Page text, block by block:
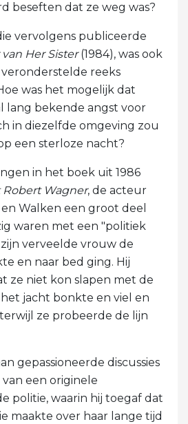
beseften dat ze weg was?
vervolgens publiceerde
Her Sister(1984), was ook
reeks
was het mogelijk dat
lang bekende angst voor
in diezelfde omgeving zou
een sterloze nacht?
in het boek uit 1986
Robert Wagner, de acteur
Walken een groot deel
waren met een "politiek
verveelde vrouw de
en naar bed ging. Hij
ze niet kon slapen met de
jacht bonkte en viel en
ze probeerde de lijn
gepassioneerde discussies
een originele
politie, waarin hij toegaf dat
maakte over haar lange tijd